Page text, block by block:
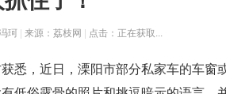
珂 来源：荔枝网 点击： 正在获取...
，近日，溧阳市部分私家车的车窗